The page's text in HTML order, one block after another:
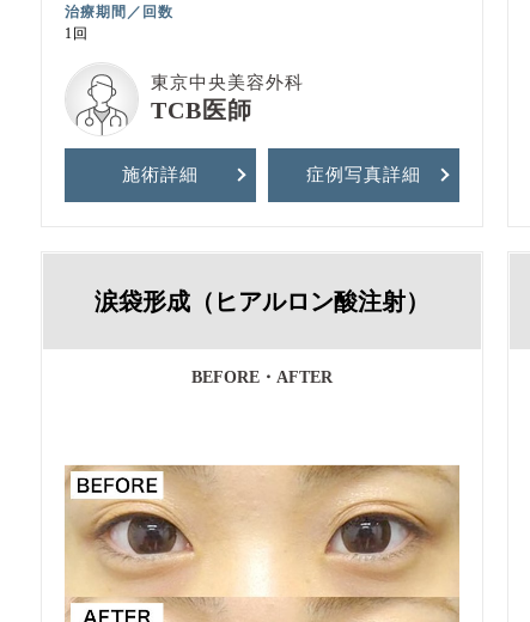
治療期間／回数
1回
東京中央美容外科
TCB医師
施術詳細 症例写真詳細
涙袋形成（ヒアルロン酸注射）
BEFORE・AFTER